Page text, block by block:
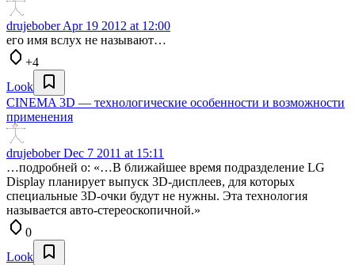
drujeboberApr 19 2012 at 12:00
его имя вслух не называют…
+4
Look
CINEMA 3D — технологические особенности и возможности
применения
drujeboberDec 7 2011 at 15:11
…подробней о: «…В ближайшее время подразделение LG
Display планирует выпуск 3D-дисплеев, для которых
специальные 3D-очки будут не нужны. Эта технология
называется авто-стереоскопичной.»
0
Look